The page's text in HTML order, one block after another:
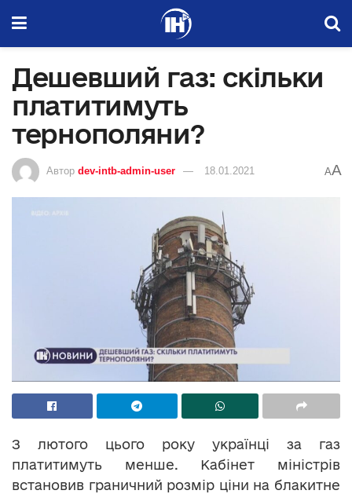
Дешевший газ: скільки
платитимуть
тернополяни?
Автор dev-intb-admin-user 18.01.2021 AA
З лютого цього року українці за газ
платитимуть менше. Кабінет міністрів
встановив граничний розмір ціни на блакитне